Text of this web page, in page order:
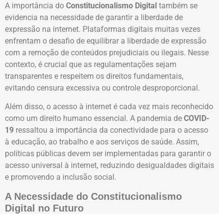
A importância do Constitucionalismo Digital também se
evidencia na necessidade de garantir a liberdade de
expressão na internet. Plataformas digitais muitas vezes
enfrentam o desafio de equilibrar a liberdade de expressão
com a remoção de conteúdos prejudiciais ou ilegais. Nesse
contexto, é crucial que as regulamentações sejam
transparentes e respeitem os direitos fundamentais,
evitando censura excessiva ou controle desproporcional.
Além disso, o acesso à internet é cada vez mais reconhecido
como um direito humano essencial. A pandemia de COVID-
19 ressaltou a importância da conectividade para o acesso
à educação, ao trabalho e aos serviços de saúde. Assim,
políticas públicas devem ser implementadas para garantir o
acesso universal à internet, reduzindo desigualdades digitais
e promovendo a inclusão social.
A Necessidade do Constitucionalismo
Digital no Futuro